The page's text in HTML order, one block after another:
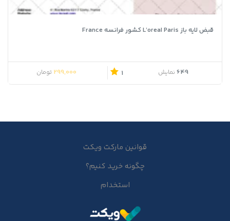
قبض لایه باز L’oreal Paris کشور فرانسه France
649 نمایش 1
299,000 تومان
قوانین مارکت ویکت
چگونه خرید کنیم؟
استخدام